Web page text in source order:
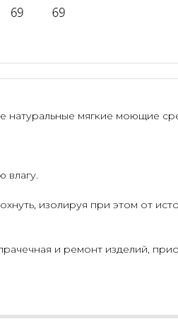
натуральные мягкие моющие
влагу.
изолируя при этом от
и ремонт изделий,